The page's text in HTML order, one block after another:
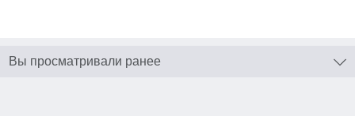
Вы просматривали ранее